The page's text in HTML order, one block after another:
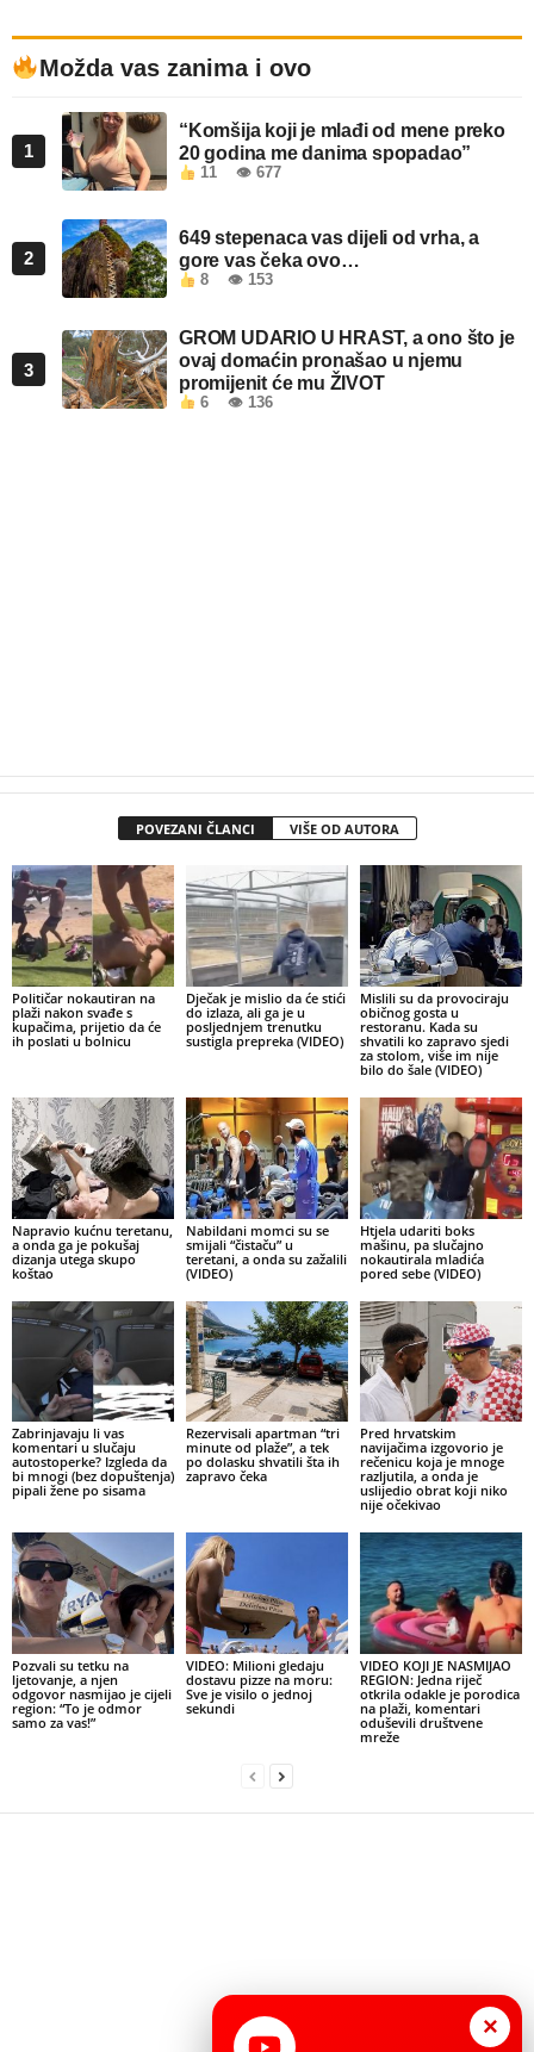
Možda vas zanima i ovo
1
“Komšija koji je mlađi od mene preko
20 godina me danima spopadao”
11 👁 677
2
649 stepenaca vas dijeli od vrha, a
gore vas čeka ovo…
8 👁 153
3
GROM UDARIO U HRAST, a ono što je
ovaj domaćin pronašao u njemu
promijenit će mu ŽIVOT
6 👁 136
POVEZANI ČLANCI VIŠE OD AUTORA
Političar nokautiran na
plaži nakon svađe s
kupačima, prijetio da će
ih poslati u bolnicu
Dječak je mislio da će stići
do izlaza, ali ga je u
posljednjem trenutku
sustigla prepreka (VIDEO)
Mislili su da provociraju
običnog gosta u
restoranu. Kada su
shvatili ko zapravo sjedi
za stolom, više im nije
bilo do šale (VIDEO)
Napravio kućnu teretanu,
a onda ga je pokušaj
dizanja utega skupo
koštao
Nabildani momci su se
smijali “čistaču” u
teretani, a onda su zažalili
(VIDEO)
Htjela udariti boks
mašinu, pa slučajno
nokautirala mladića
pored sebe (VIDEO)
Zabrinjavaju li vas
komentari u slučaju
autostoperke? Izgleda da
bi mnogi (bez dopuštenja)
pipali žene po sisama
Rezervisali apartman “tri
minute od plaže”, a tek
po dolasku shvatili šta ih
zapravo čeka
Pred hrvatskim
navijačima izgovorio je
rečenicu koja je mnoge
razljutila, a onda je
uslijedio obrat koji niko
nije očekivao
Pozvali su tetku na
ljetovanje, a njen
odgovor nasmijao je cijeli
region: “To je odmor
samo za vas!”
VIDEO: Milioni gledaju
dostavu pizze na moru:
Sve je visilo o jednoj
sekundi
VIDEO KOJI JE NASMIJAO
REGION: Jedna riječ
otkrila odakle je porodica
na plaži, komentari
oduševili društvene
mreže
×